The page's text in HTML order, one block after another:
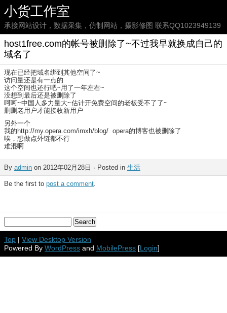
小货工作室
承接网站设计，数据采集，仿制网站，摄影修图 联系QQ1023949139
host1free.com的帐号被删除了~不过我早就换成自己的
域名了
现在已经把域名绑到其他空间了~
访问量还是有一点的
这个空间也还行吧~用了一年左右~
没想到最后还是被删除了
呵呵~中国人多力量大~估计开免费空间的老板受不了了~
删删老用户才能接收新用户
另外一个
我的http://my.opera.com/imxh/blog/ opera的博客也被删除了
唉，想做点外链都不行
难混啊
By admin on 2012年02月28日 · Posted in 生活
Be the first to post a comment.
Top | View Desktop Version
Powered By WordPress and MobilePress [Login]